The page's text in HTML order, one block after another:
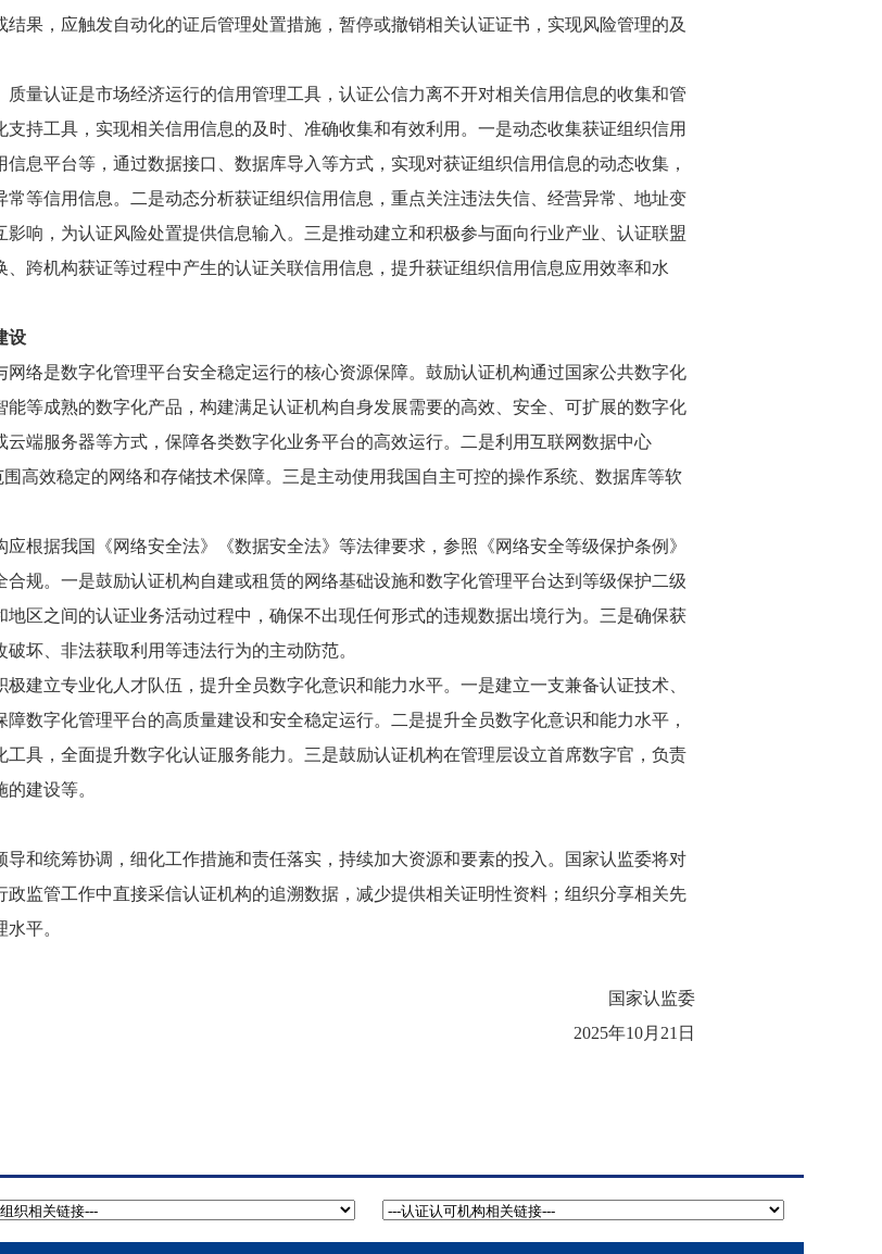
果，应触发自动化的证后管理处置措施，暂停或撤销相关认证证书，实现风险管理的及
质量认证是市场经济运行的信用管理工具，认证公信力离不开对相关信用信息的收集和管
持工具，实现相关信用信息的及时、准确收集和有效利用。一是动态收集获证组织信用
息平台等，通过数据接口、数据库导入等方式，实现对获证组织信用信息的动态收集，
等信用信息。二是动态分析获证组织信用信息，重点关注违法失信、经营异常、地址变
响，为认证风险处置提供信息输入。三是推动建立和积极参与面向行业产业、认证联盟
跨机构获证等过程中产生的认证关联信用信息，提升获证组织信用信息应用效率和水
设
网络是数字化管理平台安全稳定运行的核心资源保障。鼓励认证机构通过国家公共数字化
等成熟的数字化产品，构建满足认证机构自身发展需要的高效、安全、可扩展的数字化
端服务器等方式，保障各类数字化业务平台的高效运行。二是利用互联网数据中心
高效稳定的网络和存储技术保障。三是主动使用我国自主可控的操作系统、数据库等软
应根据我国《网络安全法》《数据安全法》等法律要求，参照《网络安全等级保护条例》
规。一是鼓励认证机构自建或租赁的网络基础设施和数字化管理平台达到等级保护二级
区之间的认证业务活动过程中，确保不出现任何形式的违规数据出境行为。三是确保获
坏、非法获取利用等违法行为的主动防范。
极建立专业化人才队伍，提升全员数字化意识和能力水平。一是建立一支兼备认证技术、
数字化管理平台的高质量建设和安全稳定运行。二是提升全员数字化意识和能力水平，
具，全面提升数字化认证服务能力。三是鼓励认证机构在管理层设立首席数字官，负责
建设等。
和统筹协调，细化工作措施和责任落实，持续加大资源和要素的投入。国家认监委将对
监管工作中直接采信认证机构的追溯数据，减少提供相关证明性资料；组织分享相关先
平。
国家认监委
2025年10月21日